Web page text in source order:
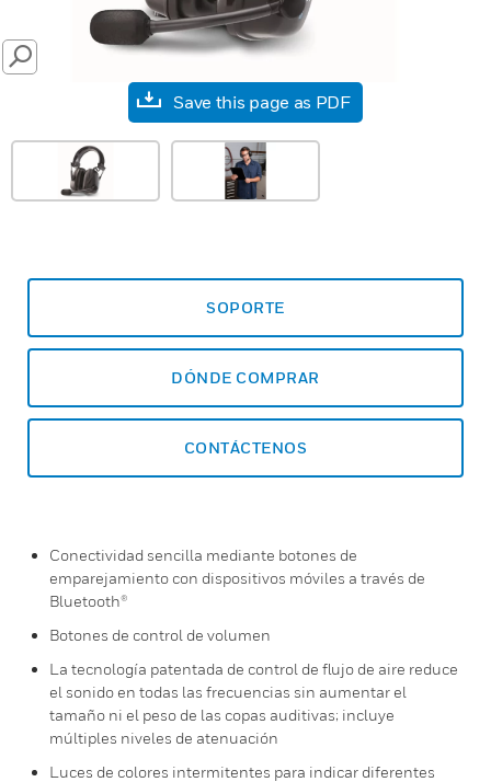
SEARCH
Save this page as PDF
SOPORTE
DÓNDE COMPRAR
CONTÁCTENOS
Conectividad sencilla mediante botones de
emparejamiento con dispositivos móviles a través de
Bluetooth®
Botones de control de volumen
La tecnología patentada de control de flujo de aire reduce
el sonido en todas las frecuencias sin aumentar el
tamaño ni el peso de las copas auditivas; incluye
múltiples niveles de atenuación
Luces de colores intermitentes para indicar diferentes